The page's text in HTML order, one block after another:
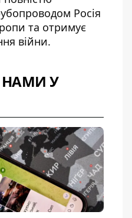
Росія
та отримує
війни.
НАМИ У